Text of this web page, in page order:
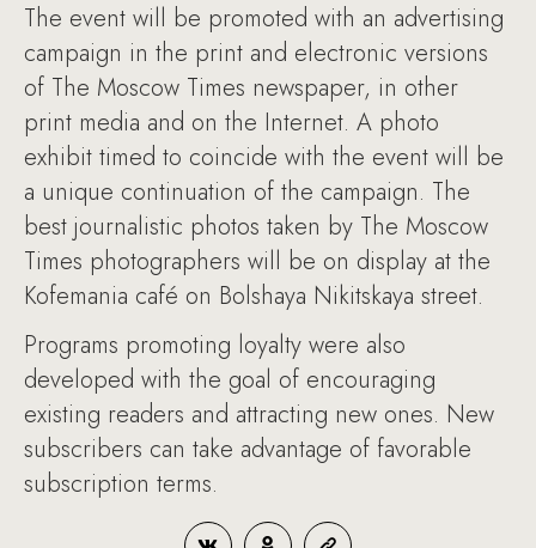
The event will be promoted with an advertising
campaign in the print and electronic versions
of The Moscow Times newspaper, in other
print media and on the Internet. A photo
exhibit timed to coincide with the event will be
a unique continuation of the campaign. The
best journalistic photos taken by The Moscow
Times photographers will be on display at the
Kofemania café on Bolshaya Nikitskaya street.
Programs promoting loyalty were also
developed with the goal of encouraging
existing readers and attracting new ones. New
subscribers can take advantage of favorable
subscription terms.